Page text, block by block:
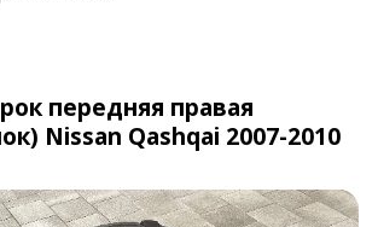
передняя правая
Nissan Qashqai 2007-2010